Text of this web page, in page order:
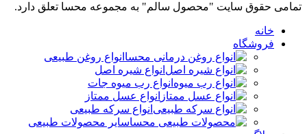
تمامی حقوق سایت "محصول سالم" به مجموعه محسا تعلق دارد.
خانه
فروشگاه
انواع روغن طبیعی
انواع شیره اصل
انواع رب میوه جات
انواع عسل ممتاز
انواع سرکه طبیعی
سایر محصولات طبیعی